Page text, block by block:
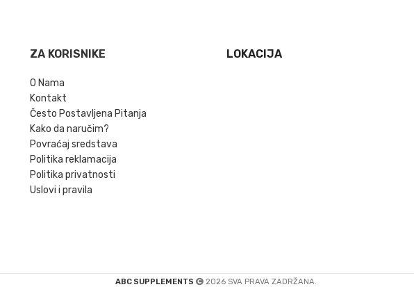
ZA KORISNIKE
O Nama
Kontakt
Često Postavljena Pitanja
Kako da naručim?
Povraćaj sredstava
Politika reklamacija
Politika privatnosti
Uslovi i pravila
LOKACIJA
ABC SUPPLEMENTS 2026 SVA PRAVA ZADRŽANA.